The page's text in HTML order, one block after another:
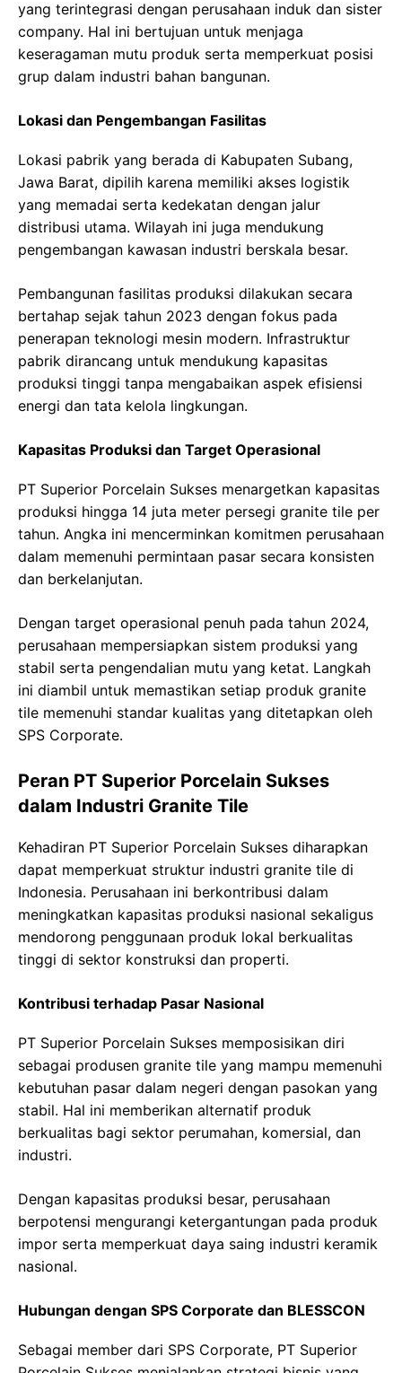
yang terintegrasi dengan perusahaan induk dan sister
company. Hal ini bertujuan untuk menjaga
keseragaman mutu produk serta memperkuat posisi
grup dalam industri bahan bangunan.
Lokasi dan Pengembangan Fasilitas
Lokasi pabrik yang berada di Kabupaten Subang,
Jawa Barat, dipilih karena memiliki akses logistik
yang memadai serta kedekatan dengan jalur
distribusi utama. Wilayah ini juga mendukung
pengembangan kawasan industri berskala besar.
Pembangunan fasilitas produksi dilakukan secara
bertahap sejak tahun 2023 dengan fokus pada
penerapan teknologi mesin modern. Infrastruktur
pabrik dirancang untuk mendukung kapasitas
produksi tinggi tanpa mengabaikan aspek efisiensi
energi dan tata kelola lingkungan.
Kapasitas Produksi dan Target Operasional
PT Superior Porcelain Sukses menargetkan kapasitas
produksi hingga 14 juta meter persegi granite tile per
tahun. Angka ini mencerminkan komitmen perusahaan
dalam memenuhi permintaan pasar secara konsisten
dan berkelanjutan.
Dengan target operasional penuh pada tahun 2024,
perusahaan mempersiapkan sistem produksi yang
stabil serta pengendalian mutu yang ketat. Langkah
ini diambil untuk memastikan setiap produk granite
tile memenuhi standar kualitas yang ditetapkan oleh
SPS Corporate.
Peran PT Superior Porcelain Sukses
dalam Industri Granite Tile
Kehadiran PT Superior Porcelain Sukses diharapkan
dapat memperkuat struktur industri granite tile di
Indonesia. Perusahaan ini berkontribusi dalam
meningkatkan kapasitas produksi nasional sekaligus
mendorong penggunaan produk lokal berkualitas
tinggi di sektor konstruksi dan properti.
Kontribusi terhadap Pasar Nasional
PT Superior Porcelain Sukses memposisikan diri
sebagai produsen granite tile yang mampu memenuhi
kebutuhan pasar dalam negeri dengan pasokan yang
stabil. Hal ini memberikan alternatif produk
berkualitas bagi sektor perumahan, komersial, dan
industri.
Dengan kapasitas produksi besar, perusahaan
berpotensi mengurangi ketergantungan pada produk
impor serta memperkuat daya saing industri keramik
nasional.
Hubungan dengan SPS Corporate dan BLESSCON
Sebagai member dari SPS Corporate, PT Superior